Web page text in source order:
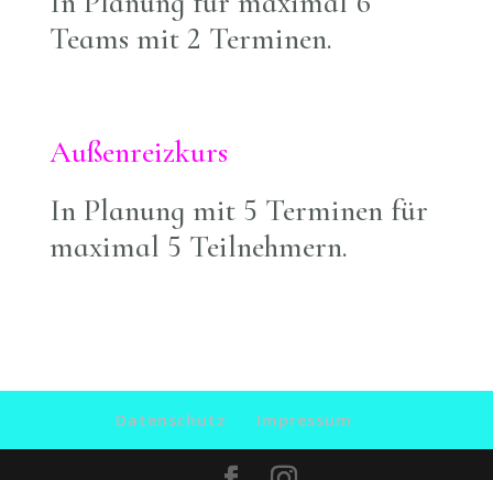
Teams mit 2 Terminen.
Außenreizkurs
In Planung mit 5 Terminen für
maximal 5 Teilnehmern.
Datenschutz Impressum